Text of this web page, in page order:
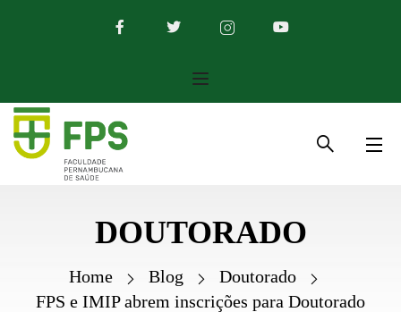
DOUTORADO
Home Blog
Doutorado
FPS e IMIP abrem inscrições para Doutorado